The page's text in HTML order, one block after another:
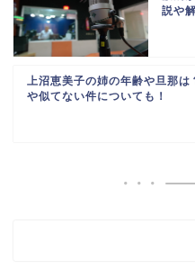
説や
上沼恵美子の姉の年齢や旦那は
や似てない件についても！